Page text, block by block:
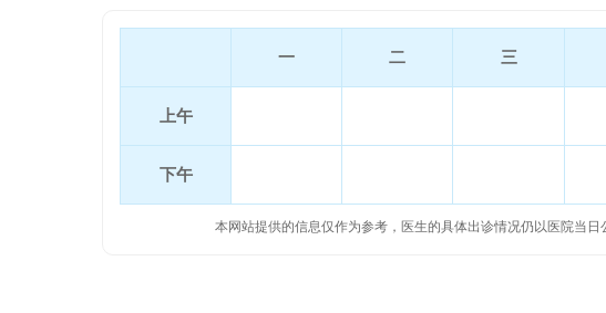
一 二 三
上午
下午
本网站提供的信息仅作为参考，医生的具体出诊情况仍以医院当